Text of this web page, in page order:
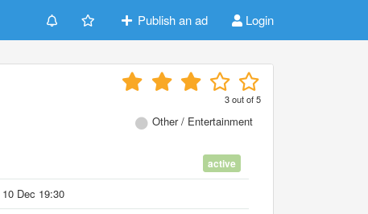
Publish an ad Login
3out of5
Other / Entertainment
active
10 Dec 19:30